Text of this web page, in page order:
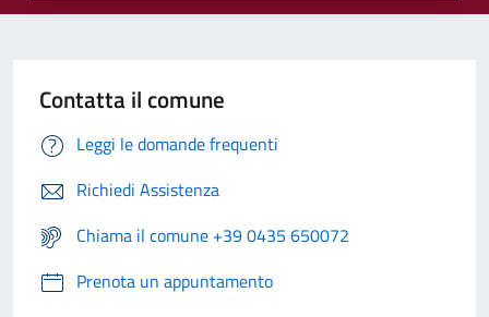
Contatta il comune
Leggi le domande frequenti
Richiedi Assistenza
Chiama il comune +39 0435 650072
Prenota un appuntamento